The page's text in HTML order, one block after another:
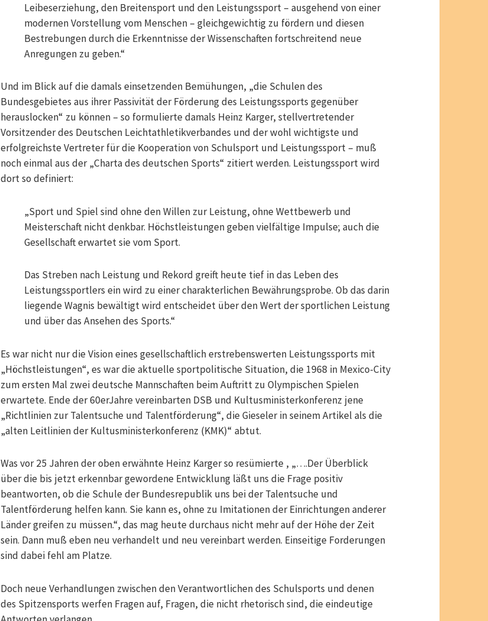
Leibeserziehung, den Breitensport und den Leistungssport – ausgehend von einer
modernen Vorstellung vom Menschen – gleichgewichtig zu fördern und diesen
Bestrebungen durch die Erkenntnisse der Wissenschaften fortschreitend neue
Anregungen zu geben.“
Und im Blick auf die damals einsetzenden Bemühungen, „die Schulen des
Bundesgebietes aus ihrer Passivität der Förderung des Leistungssports gegenüber
herauslocken“ zu können – so formulierte damals Heinz Karger, stellvertretender
Vorsitzender des Deutschen Leichtathletikverbandes und der wohl wichtigste und
erfolgreichste Vertreter für die Kooperation von Schulsport und Leistungssport – muß
noch einmal aus der „Charta des deutschen Sports“ zitiert werden. Leistungssport wird
dort so definiert:
„Sport und Spiel sind ohne den Willen zur Leistung, ohne Wettbewerb und
Meisterschaft nicht denkbar. Höchstleistungen geben vielfältige Impulse; auch die
Gesellschaft erwartet sie vom Sport.
Das Streben nach Leistung und Rekord greift heute tief in das Leben des
Leistungssportlers ein wird zu einer charakterlichen Bewährungsprobe. Ob das darin
liegende Wagnis bewältigt wird entscheidet über den Wert der sportlichen Leistung
und über das Ansehen des Sports.“
Es war nicht nur die Vision eines gesellschaftlich erstrebenswerten Leistungssports mit
„Höchstleistungen“, es war die aktuelle sportpolitische Situation, die 1968 in Mexico-City
zum ersten Mal zwei deutsche Mannschaften beim Auftritt zu Olympischen Spielen
erwartete. Ende der 60erJahre vereinbarten DSB und Kultusministerkonferenz jene
„Richtlinien zur Talentsuche und Talentförderung“, die Gieseler in seinem Artikel als die
„alten Leitlinien der Kultusministerkonferenz (KMK)“ abtut.
Was vor 25 Jahren der oben erwähnte Heinz Karger so resümierte , „….Der Überblick
über die bis jetzt erkennbar gewordene Entwicklung läßt uns die Frage positiv
beantworten, ob die Schule der Bundesrepublik uns bei der Talentsuche und
Talentförderung helfen kann. Sie kann es, ohne zu Imitationen der Einrichtungen anderer
Länder greifen zu müssen.“, das mag heute durchaus nicht mehr auf der Höhe der Zeit
sein. Dann muß eben neu verhandelt und neu vereinbart werden. Einseitige Forderungen
sind dabei fehl am Platze.
Doch neue Verhandlungen zwischen den Verantwortlichen des Schulsports und denen
des Spitzensports werfen Fragen auf, Fragen, die nicht rhetorisch sind, die eindeutige